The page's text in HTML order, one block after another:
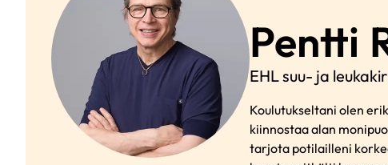
Pentti
EHL suu- ja
Koulutukseltani olen
kiinnostaa alan
tarjota potilailleni